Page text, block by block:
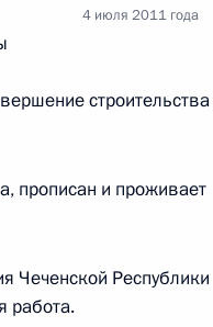
4 июля 2011 года
прописан и проживает
Чеченской Республики
работа.